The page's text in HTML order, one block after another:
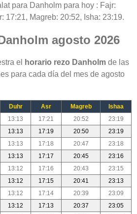
para Danholm para hoy : Fajr:
17:21, Magreb: 20:52, Isha: 23:19.
agosto 2026
el horario rezo Danholm de las
para cada día del mes de agosto
Duhr Asr Magreb
Ishaa
13:13 17:21 20:52
23:19
13:13 17:19 20:50
23:19
13:13 17:18 20:47
23:18
13:13 17:17 20:45
23:16
13:12 17:16 20:43
23:15
13:12 17:15 20:41
23:13
13:12 17:14 20:39
23:09
13:12 17:13 20:37
23:05